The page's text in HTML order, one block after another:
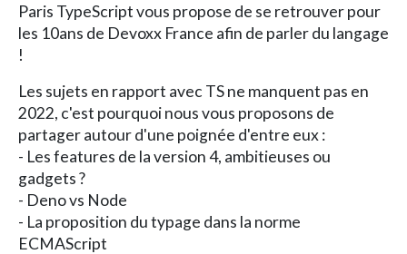
Paris TypeScript vous propose de se retrouver pour
les 10ans de Devoxx France afin de parler du langage
!
Les sujets en rapport avec TS ne manquent pas en
2022, c'est pourquoi nous vous proposons de
partager autour d'une poignée d'entre eux :
- Les features de la version 4, ambitieuses ou
gadgets ?
- Deno vs Node
- La proposition du typage dans la norme
ECMAScript